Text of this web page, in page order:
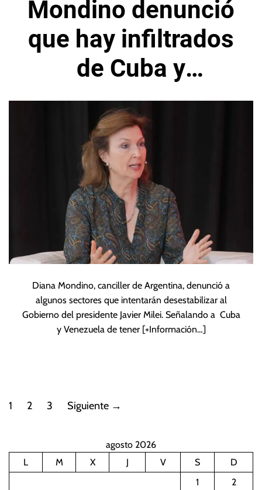
Mondino denunció
que hay infiltrados
de Cuba y
Venezuela para
desestabilizar a
Argentina
Diana Mondino, canciller de Argentina, denunció a
algunos sectores que intentarán desestabilizar al
Gobierno del presidente Javier Milei. Señalando a Cuba
y Venezuela de tener [+Información…]
P
g
i
1 2 3 Siguiente →
agosto 2026
L
M X J V S
D
1
2